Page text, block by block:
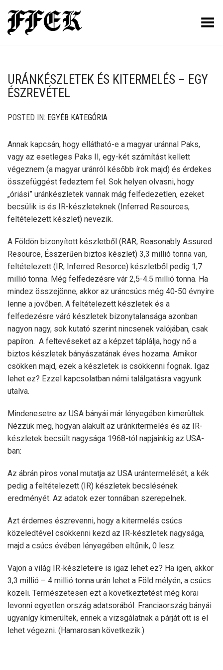
Toggle Menu
URÁNKÉSZLETEK ÉS KITERMELÉS – EGY
ÉSZREVÉTEL
POSTED IN: EGYÉB KATEGÓRIA
Annak kapcsán, hogy ellátható-e a magyar uránnal Paks,
vagy az esetleges Paks II, egy-két számítást kellett
végeznem (a magyar uránról később írok majd) és érdekes
összefüggést fedeztem fel. Sok helyen olvasni, hogy
„óriási” uránkészletek vannak mág felfedezetlen, ezeket
becsülik is és IR-készleteknek (Inferred Resources,
feltételezett készlet) nevezik.
A Földön bizonyított készletből (RAR, Reasonably Assured
Resource, Ésszerűen biztos készlet) 3,3 millió tonna van,
feltételezett (IR, Inferred Resorce) készletből pedig 1,7
millió tonna. Még felfedezésre vár 2,5-4.5 millió tonna. Ha
mindez összejönne, akkor az uráncsúcs még 40-50 évnyire
lenne a jövőben. A feltételezett készletek és a
felfedezésre váró készletek bizonytalansága azonban
nagyon nagy, sok kutató szerint nincsenek valójában, csak
papíron. A feltevéseket az a képzet táplálja, hogy nő a
biztos készletek bányászatának éves hozama. Amikor
csökken majd, ezek a készletek is csökkenni fognak. Igaz
lehet ez? Ezzel kapcsolatban némi találgatásra vagyunk
utalva.
Mindenesetre az USA bányái már lényegében kimerültek.
Nézzük meg, hogyan alakult az uránkitermelés és az IR-
készletek becsült nagysága 1968-tól napjainkig az USA-
ban:
Az ábrán piros vonal mutatja az USA urántermelését, a kék
pedig a feltételezett (IR) készletek becslésének
eredményét. Az adatok ezer tonnában szerepelnek.
Azt érdemes észrevenni, hogy a kitermelés csúcs
közeledtével csökkenni kezd az IR-készletek nagysága,
majd a csúcs évében lényegében eltűnik, 0 lesz.
Vajon a világ IR-készleteire is igaz lehet ez? Ha igen, akkor
3,3 millió – 4 millió tonna urán lehet a Föld mélyén, a csúcs
közeli. Természetesen ezt a következtetést még korai
levonni egyetlen ország adatsorából. Franciaország bányái
ugyanígy kimerültek, ennek a vizsgálatnak a párját ott is el
lehet végezni. (Hamarosan következik.)